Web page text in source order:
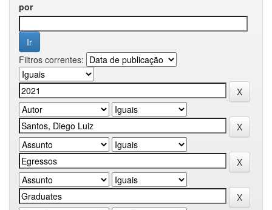
por
Filtros correntes: